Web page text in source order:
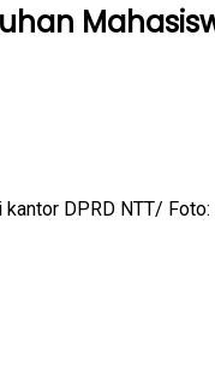
DPRD NTT/ Foto: